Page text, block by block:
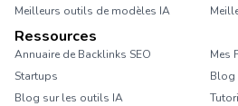
Meilleurs outils de modèles IA
Ressources
Annuaire de Backlinks SEO
Mes
Startups
Blog
Blog sur les outils IA